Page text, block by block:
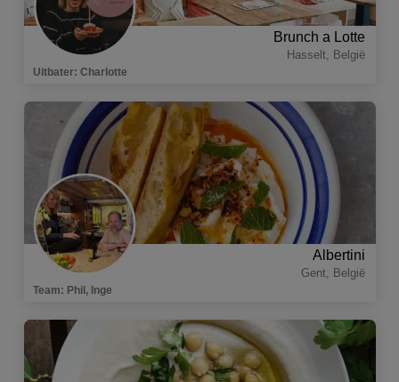
Brunch a Lotte
Hasselt, België
Uitbater: Charlotte
Albertini
Gent, België
Team: Phil, Inge